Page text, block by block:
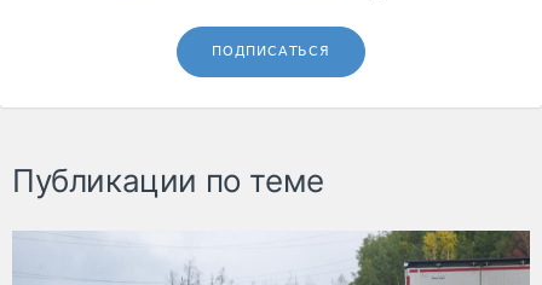
ПОДПИСАТЬСЯ
Публикации по теме